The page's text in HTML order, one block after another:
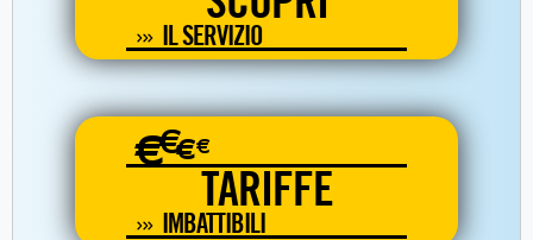
IL SERVIZIO
€€€€
TARIFFE
IMBATTIBILI